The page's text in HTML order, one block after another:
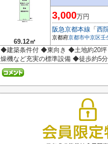
69.12㎡
3,000万円
阪急京都本線 「 西
京都府京都市中京区壬
◆建築条件付 ◆東向き ◆土地約20
燥機など充実の標準設備 ◆徒歩約5